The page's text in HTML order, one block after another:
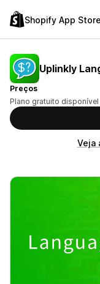
Shopify App Store
Uplinkly
Preços
Plano gratuito disponível
Veja